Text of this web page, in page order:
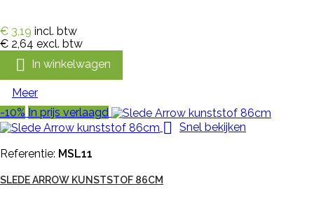
€ 3,19 incl. btw
€ 2,64 excl. btw
 In winkelwagen
Meer
-10% In prijs verlaagd
 Snel bekijken
Referentie: MSL11
SLEDE ARROW KUNSTSTOF 86CM